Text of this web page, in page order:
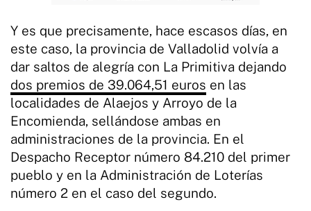
Y es que precisamente, hace escasos días, en
este caso, la provincia de Valladolid volvía a
dar saltos de alegría con La Primitiva dejando
dos premios de 39.064,51 euros en las
localidades de Alaejos y Arroyo de la
Encomienda, sellándose ambas en
administraciones de la provincia. En el
Despacho Receptor número 84.210 del primer
pueblo y en la Administración de Loterías
número 2 en el caso del segundo.